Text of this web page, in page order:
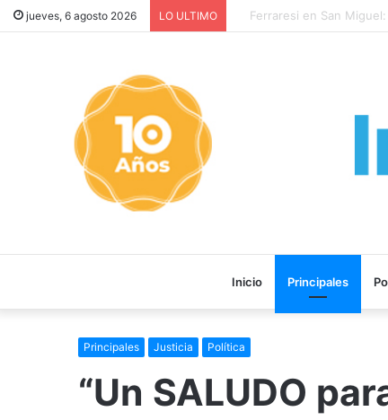
jueves, 6 agosto 2026 LO ULTIMO Ferraresi en San Miguel:
Inicio Principales
Principales Justicia Política
“Un SALUDO